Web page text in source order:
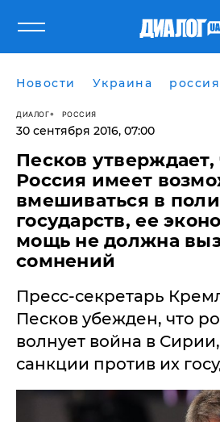
Новости Украина россия
ДИАЛОГ РОССИЯ
30 сентября 2016, 07:00
Песков утверждает,
Россия имеет
вмешиваться в
государств, ее
мощь не должна
сомнений
Пресс-секретарь
Песков убежден, что
волнует война в
санкции против их